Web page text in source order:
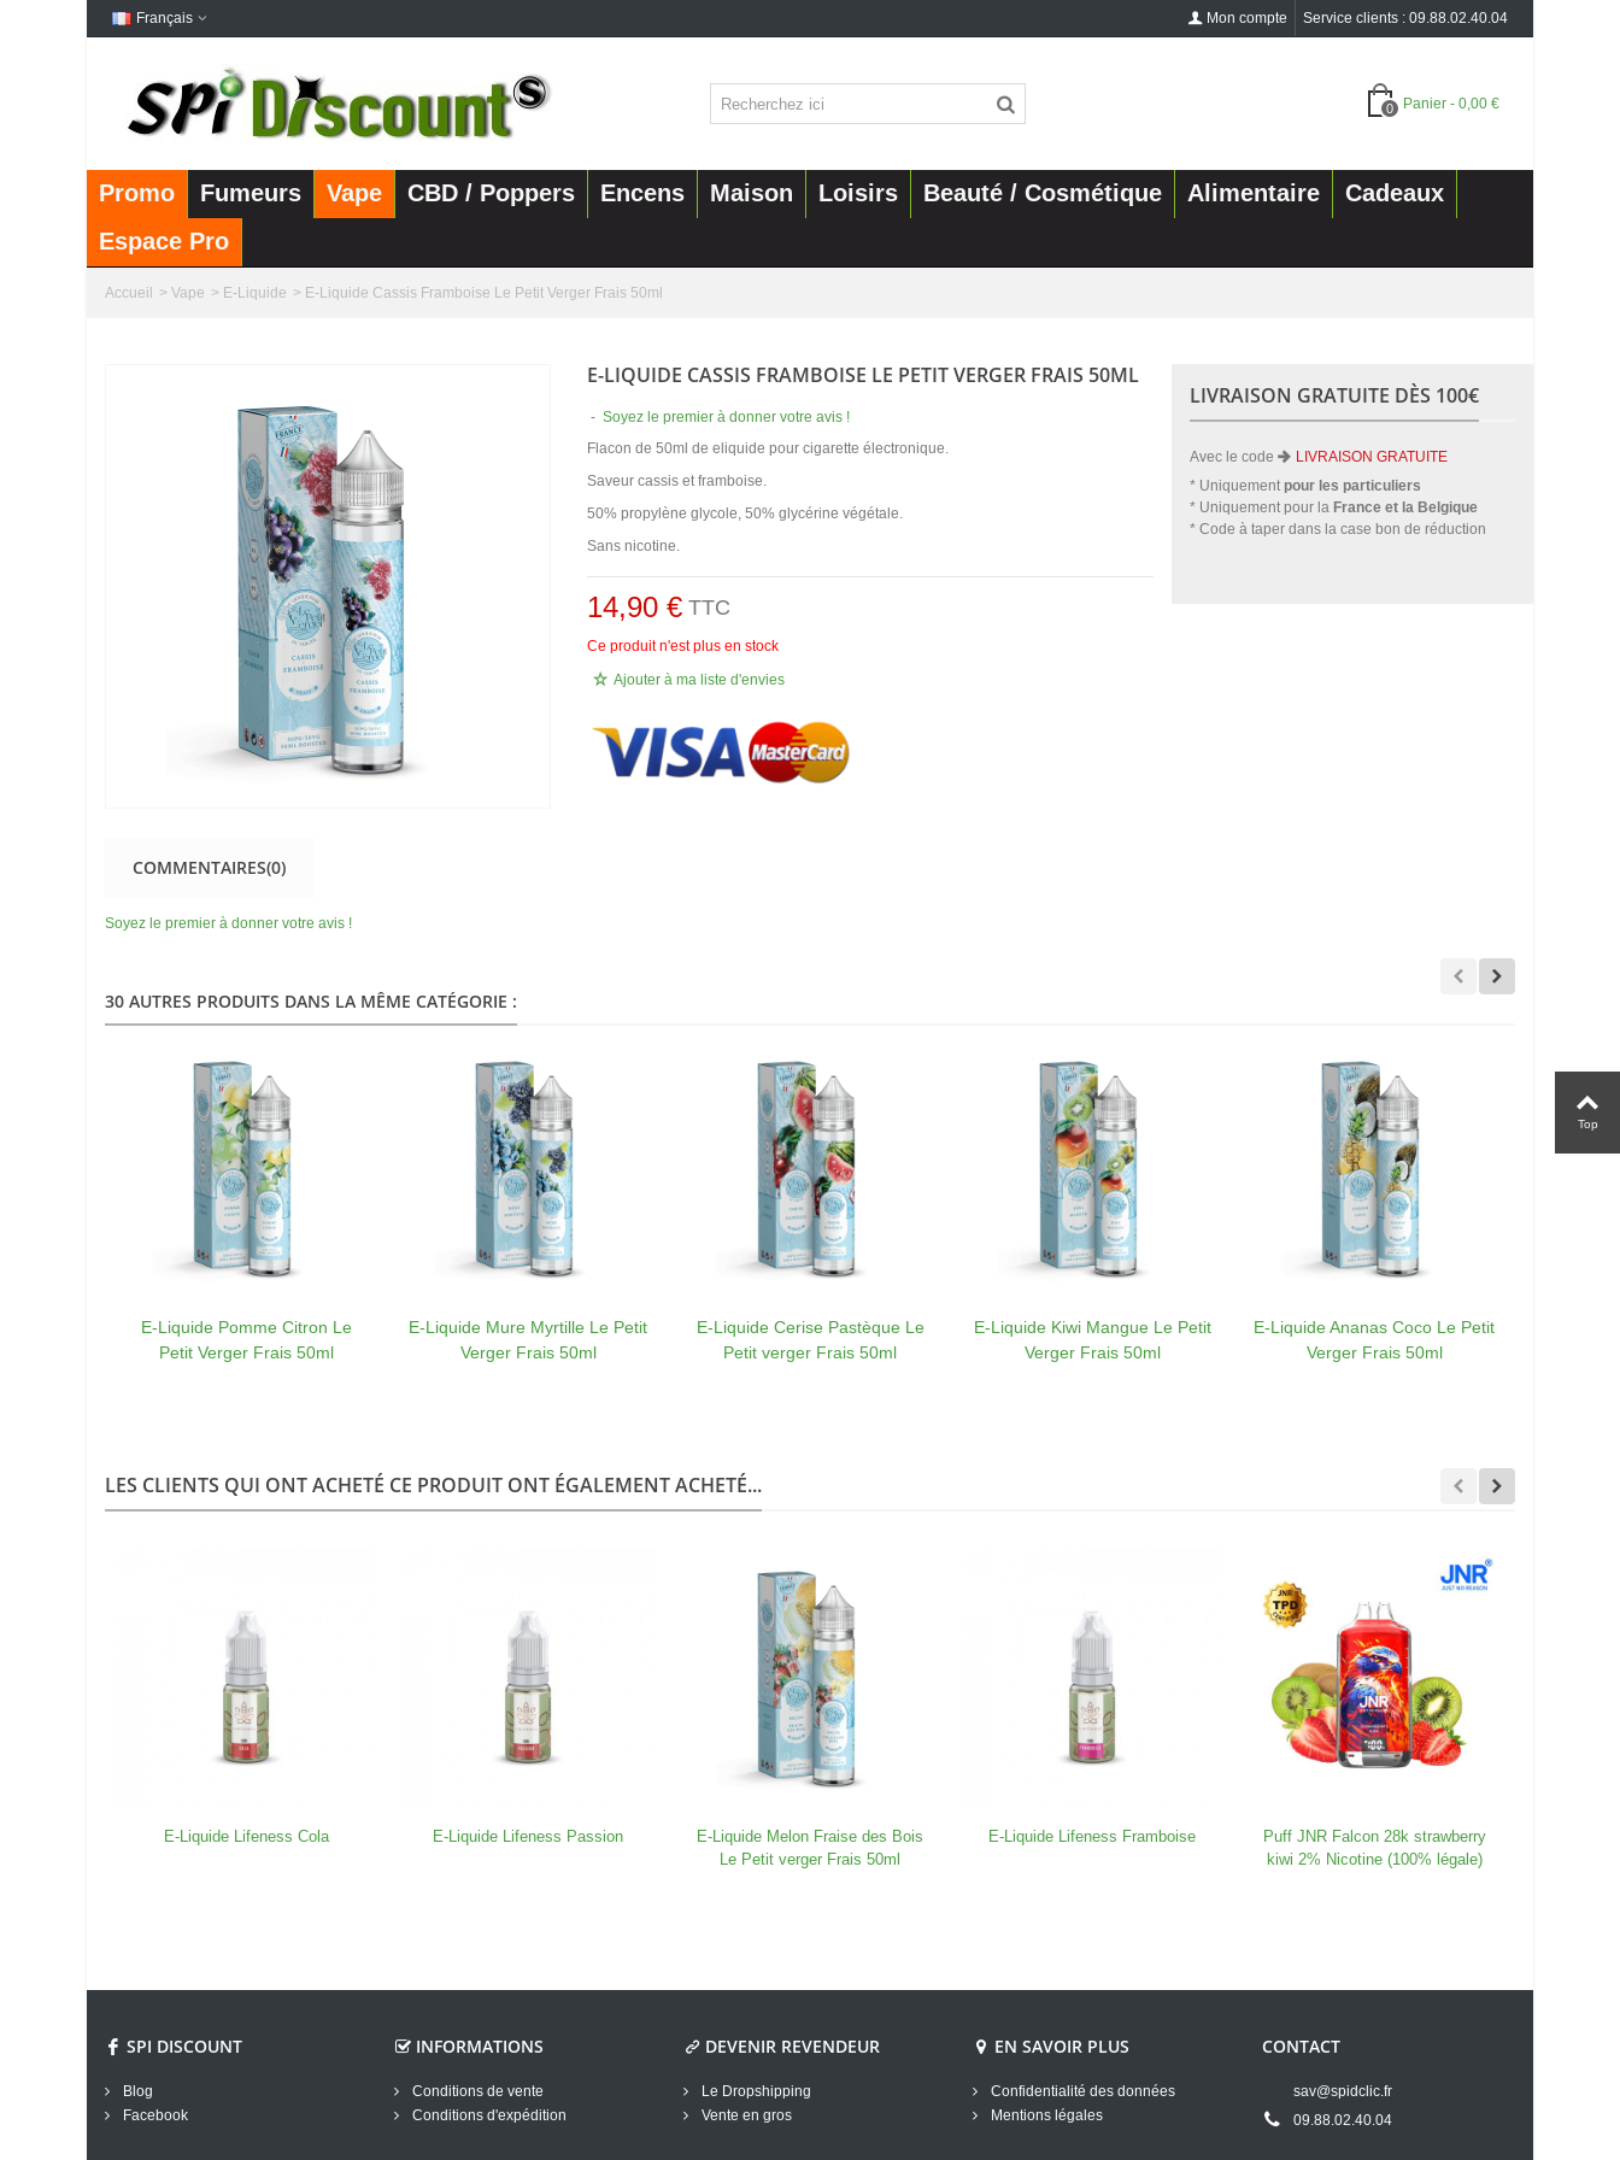
Français Service clients : 09.88.02.40.04
Mon compte
0 Panier - 0,00 €
Promo Fumeurs Vape CBD / Poppers Encens Maison Loisirs Beauté / Cosmétique Alimentaire
Cadeaux
Espace Pro
Accueil > Vape > E-Liquide > E-Liquide Cassis Framboise Le Petit Verger Frais 50ml
E-LIQUIDE CASSIS FRAMBOISE LE PETIT VERGER FRAIS 50ML
- Soyez le premier à donner votre avis !
Flacon de 50ml de eliquide pour cigarette électronique.
Saveur cassis et framboise.
50% propylène glycole, 50% glycérine végétale.
Sans nicotine.
14,90 € TTC
Ce produit n'est plus en stock
Ajouter à ma liste d'envies
LIVRAISON GRATUITE DÈS 100€
Avec le code
LIVRAISON GRATUITE
* Uniquement pour les particuliers
* Uniquement pour la France et la Belgique
* Code à taper dans la case bon de réduction
COMMENTAIRES(0)
Soyez le premier à donner votre avis !
30 AUTRES PRODUITS DANS LA MÊME CATÉGORIE :
E-Liquide Pomme Citron Le
Petit Verger Frais 50ml
E-Liquide Mure Myrtille Le Petit
Verger Frais 50ml
E-Liquide Cerise Pastèque Le
Petit verger Frais 50ml
E-Liquide Kiwi Mangue Le Petit
Verger Frais 50ml
E-Liquide Ananas Coco Le Petit
Verger Frais 50ml
LES CLIENTS QUI ONT ACHETÉ CE PRODUIT ONT ÉGALEMENT ACHETÉ...
E-Liquide Lifeness Cola E-Liquide Lifeness Passion
E-Liquide Melon Fraise des Bois
Le Petit verger Frais 50ml
E-Liquide Lifeness Framboise
Puff JNR Falcon 28k strawberry
kiwi 2% Nicotine (100% légale)
SPI DISCOUNT
Blog
Facebook
INFORMATIONS
Conditions de vente
Conditions d'expédition
DEVENIR REVENDEUR
Le Dropshipping
Vente en gros
EN SAVOIR PLUS
Confidentialité des données
Mentions légales
CONTACT
sav@spidclic.fr
09.88.02.40.04
Top